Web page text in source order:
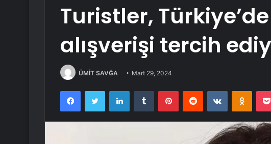
Turistler,
alışverişi tercih
ÜMİT SAVĞA Mart 29, 2024
FacebookTwitter LinkedInTumblr PinterestReddit VKontakte